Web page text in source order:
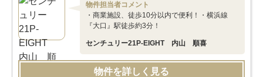
物件担当者コメント
・商業施設、徒歩10分以内で便利！・横浜線
『大口』駅徒歩約3分！
センチュリー21P-EIGHT 内山 順喜
物件を詳しく見る